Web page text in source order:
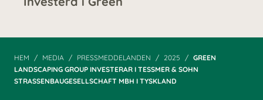
HEM MEDIA PRESSMEDDELANDEN 2025
GREEN
LANDSCAPING GROUP INVESTERAR I TESSMER & SOHN
STRASSENBAUGESELLSCHAFT MBH I TYSKLAND